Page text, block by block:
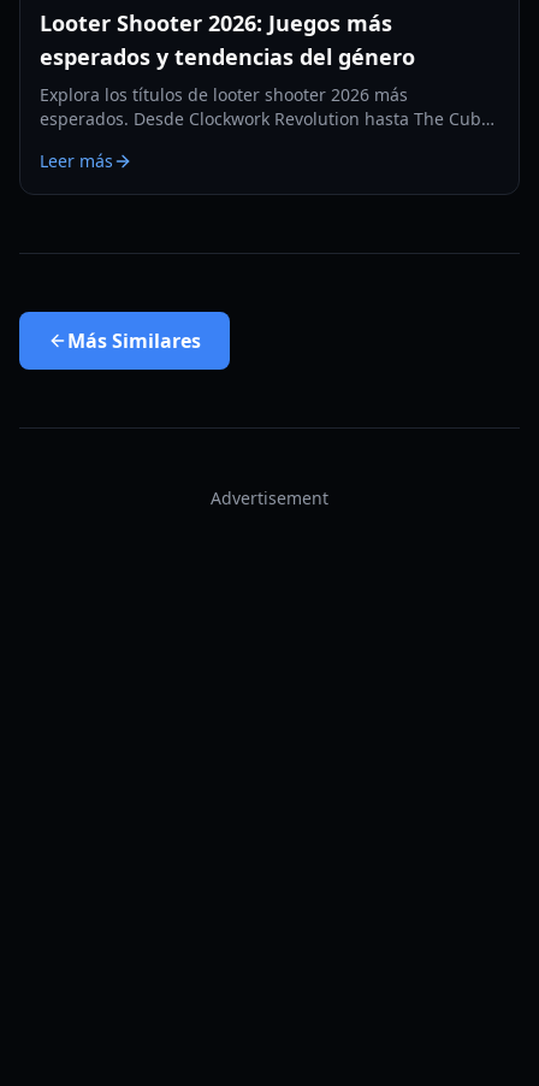
Looter Shooter 2026: Juegos más
esperados y tendencias del género
Explora los títulos de looter shooter 2026 más
esperados. Desde Clockwork Revolution hasta The Cube,
equipo.
Leer más
MásSimilares
Advertisement